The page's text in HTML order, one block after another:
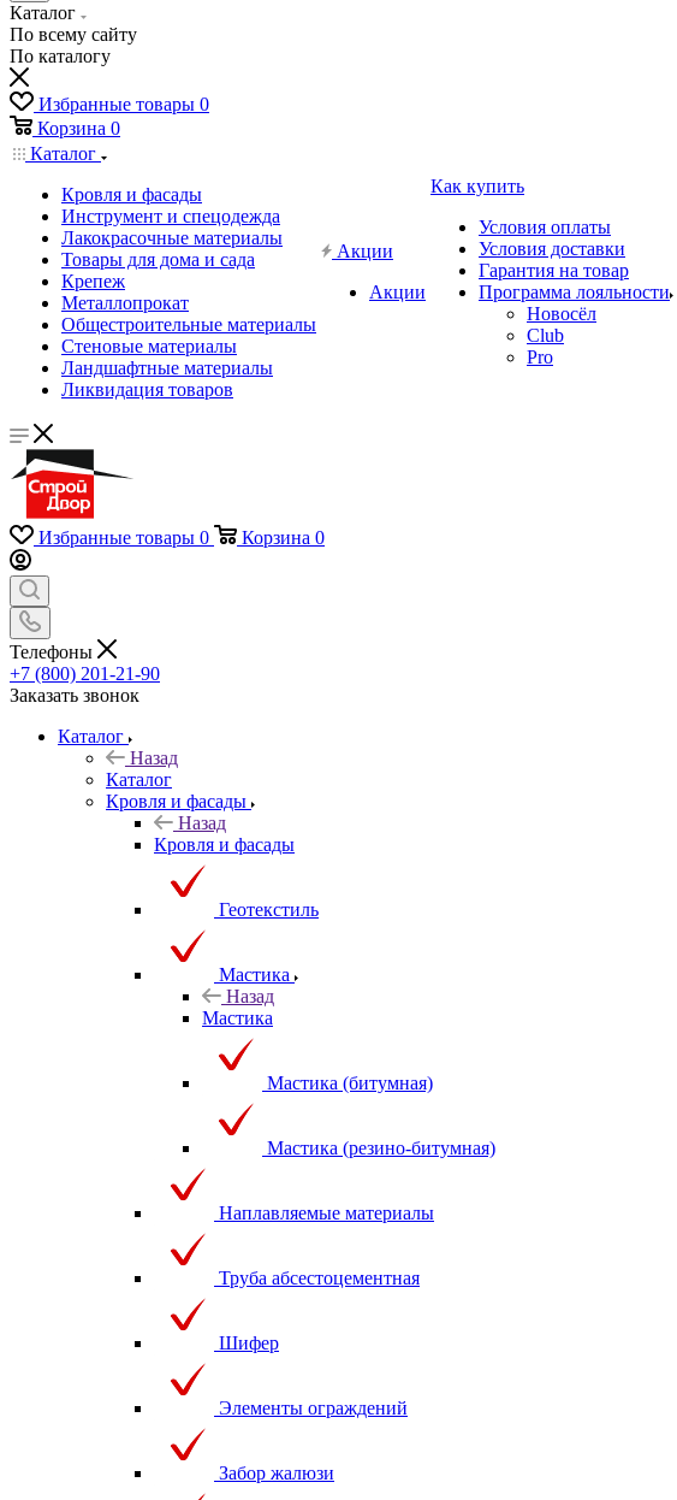
Каталог
По всему сайту
По каталогу
Избранные товары 0
Корзина 0
Каталог
Кровля и фасады
Инструмент и спецодежда
Лакокрасочные материалы
Товары для дома и сада
Крепеж
Металлопрокат
Общестроительные материалы
Стеновые материалы
Ландшафтные материалы
Ликвидация товаров
Акции
Акции
Как купить
Условия оплаты
Условия доставки
Гарантия на товар
Программа лояльности
Новосёл
Club
Pro
Избранные товары 0 Корзина 0
Телефоны
+7 (800) 201-21-90
Заказать звонок
Каталог
Назад
Каталог
Кровля и фасады
Назад
Кровля и фасады
Геотекстиль
Мастика
Назад
Мастика
Мастика (битумная)
Мастика (резино-битумная)
Наплавляемые материалы
Труба абсестоцементная
Шифер
Элементы ограждений
Забор жалюзи